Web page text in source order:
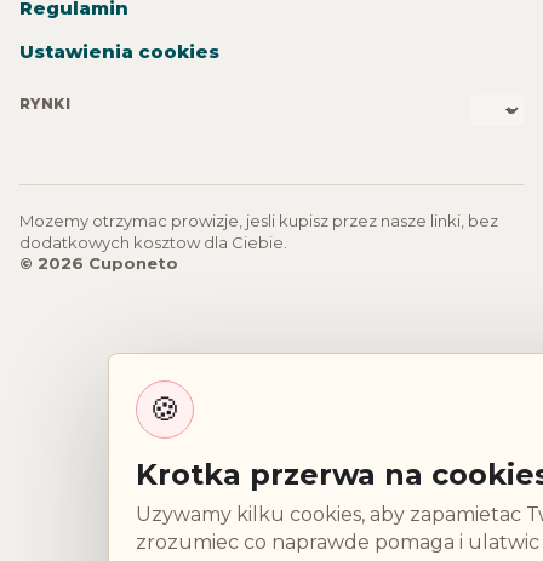
Regulamin
Ustawienia cookies
RYNKI
Mozemy otrzymac prowizje, jesli kupisz przez nasze linki, bez
dodatkowych kosztow dla Ciebie.
© 2026 Cuponeto
🍪
Krotka przerwa na
Uzywamy kilku cookies, aby zapamietac
zrozumiec co naprawde pomaga i